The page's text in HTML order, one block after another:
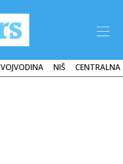
VOJVODINA NIŠ CENTRALNA